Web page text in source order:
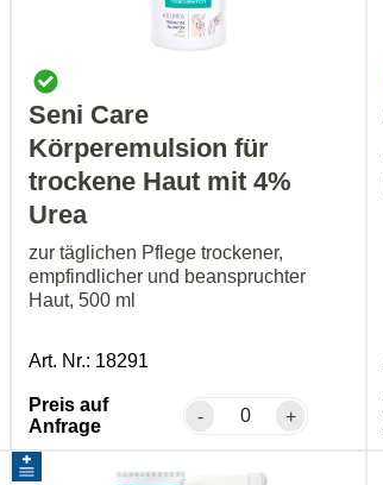
Seni Care
Körperemulsion für
trockene Haut mit 4%
Urea
zur täglichen Pflege trockener,
empfindlicher und beanspruchter
Haut, 500 ml
Art. Nr.: 18291
Preis auf
Anfrage
- +